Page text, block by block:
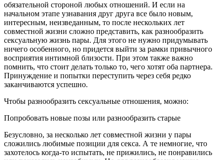
обязательной стороной любых отношений. И если на
начальном этапе узнавания друг друга все было новым,
интересным, неизведанным, то после нескольких лет
совместной жизни сложно представить, как разнообразить
сексуальную жизнь пары. Для этого не нужно придумывать
ничего особенного, но придется выйти за рамки привычного
восприятия интимной близости. При этом также важно
помнить, что стоит делать только то, чего хотят оба партнера.
Принуждение и попытки переступить через себя редко
заканчиваются успешно.
Чтобы разнообразить сексуальные отношения, можно:
Попробовать новые позы или разнообразить старые
Безусловно, за несколько лет совместной жизни у пары
сложились любимые позиции для секса. А те немногие, что
захотелось когда-то испытать, не прижились, не понравились